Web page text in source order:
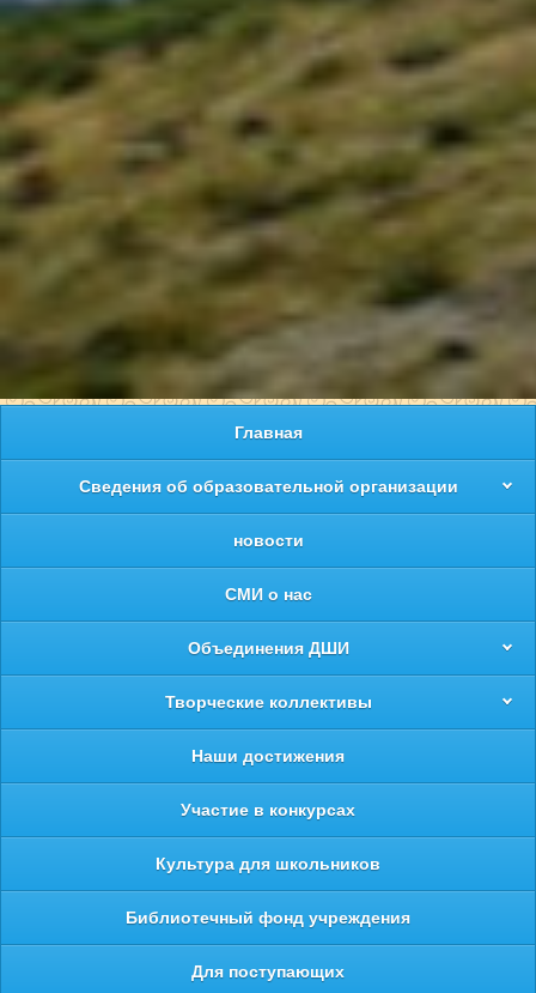
Главная
Сведения об образовательной организации
новости
СМИ о нас
Объединения ДШИ
Творческие коллективы
Наши достижения
Участие в конкурсах
Культура для школьников
Библиотечный фонд учреждения
Для поступающих